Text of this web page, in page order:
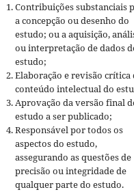
Contribuições substanciais
a concepção ou desenho do
estudo; ou a aquisição,
ou interpretação de dados
estudo;
Elaboração e revisão crítica
conteúdo intelectual do
Aprovação da versão final
estudo a ser publicado;
Responsável por todos os
aspectos do estudo,
assegurando as questões de
precisão ou integridade de
qualquer parte do estudo.